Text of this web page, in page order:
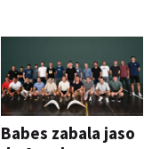
Babes zabala jaso